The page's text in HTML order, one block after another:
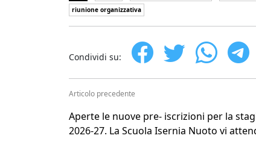
riunione organizzativa
Condividi su:
Articolo precedente
Aperte le nuove pre- iscrizioni per la
2026-27. La Scuola Isernia Nuoto vi